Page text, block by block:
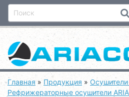
Главная » Продукция » Осушители
Рефрижераторные осушители